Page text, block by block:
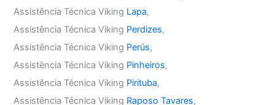
Assistência Técnica Viking Lapa,
Assistência Técnica Viking Perdizes,
Assistência Técnica Viking Perús,
Assistência Técnica Viking Pinheiros,
Assistência Técnica Viking Pirituba,
Assistência Técnica Viking Raposo Tavares,